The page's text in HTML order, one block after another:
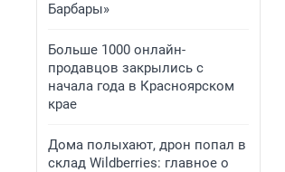
Барбары»
Больше 1000 онлайн-
продавцов закрылись с
начала года в Красноярском
крае
Дома полыхают, дрон попал в
склад Wildberries: главное о